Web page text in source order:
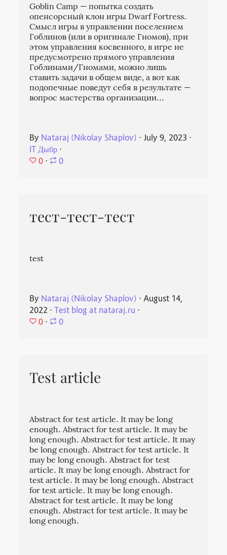
Goblin Camp — попытка создать
опенсорсный клон игры Dwarf Fortress.
Смысл игры в управлении поселением
Гоблинов (или в оригинале Гномов), при
этом управления косвенного, в игре не
предусмотрено прямого управления
Гоблинами/Гномами, можно лишь
ставить задачи в общем виде, а вот как
подопечные поведут себя в результате —
вопрос мастерства организации...
By Nataraj (Nikolay Shaplov) ⋅ July 9, 2023 ⋅
IT Дыбр ⋅
0 ⋅ 0
тест-тест-тест
test
By Nataraj (Nikolay Shaplov) ⋅August 14,
2022 ⋅Test blog at nataraj.ru ⋅
0 ⋅ 0
Test article
Abstract for test article. It may be long
enough. Abstract for test article. It may be
long enough. Abstract for test article. It may
be long enough. Abstract for test article. It
may be long enough. Abstract for test
article. It may be long enough. Abstract for
test article. It may be long enough. Abstract
for test article. It may be long enough.
Abstract for test article. It may be long
enough. Abstract for test article. It may be
long enough.